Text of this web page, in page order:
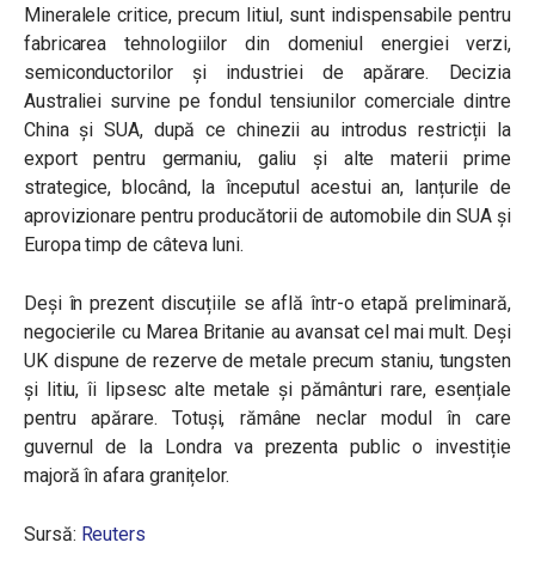
Mineralele critice, precum litiul, sunt indispensabile pentru
fabricarea tehnologiilor din domeniul energiei verzi,
semiconductorilor și industriei de apărare. Decizia
Australiei survine pe fondul tensiunilor comerciale dintre
China și SUA, după ce chinezii au introdus restricții la
export pentru germaniu, galiu și alte materii prime
strategice, blocând, la începutul acestui an, lanțurile de
aprovizionare pentru producătorii de automobile din SUA și
Europa timp de câteva luni.
Deși în prezent discuțiile se află într-o etapă preliminară,
negocierile cu Marea Britanie au avansat cel mai mult. Deși
UK dispune de rezerve de metale precum staniu, tungsten
și litiu, îi lipsesc alte metale și pământuri rare, esențiale
pentru apărare. Totuși, rămâne neclar modul în care
guvernul de la Londra va prezenta public o investiție
majoră în afara granițelor.
Sursă: Reuters